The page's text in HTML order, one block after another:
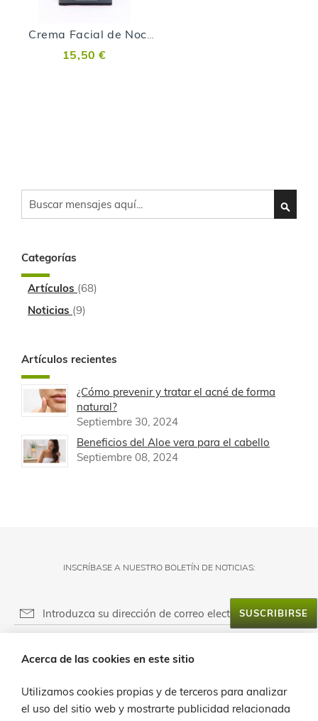
Crema Facial de Noche de Malvasía Volcánica
15,50 €
Categorías
Artículos (68)
Noticias (9)
Artículos recientes
¿Cómo prevenir y tratar el acné de forma
natural?
Septiembre 30, 2024
Beneficios del Aloe vera para el cabello
Septiembre 08, 2024
INSCRÍBASE A NUESTRO BOLETÍN DE NOTICIAS:
FINALIDAD:
LEGITIMACIÓN:
PROVEEDOR DE MENSAJERÍA ONLINE:
SUSCRIBIRSE
SERVICIO AL CLIENTE
Acerca de las cookies en este sitio
Utilizamos cookies propias y de terceros para analizar
el uso del sitio web y mostrarte publicidad relacionada